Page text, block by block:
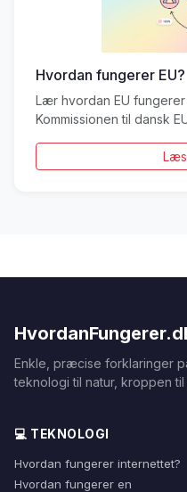
Hvordan fungerer EU?
Lær hvordan EU
Kommissionen til dansk
Enkle, præcise forklaringer
teknologi til natur, kroppen til
💻 TEKNOLOGI
Hvordan fungerer internettet?
Hvordan fungerer en